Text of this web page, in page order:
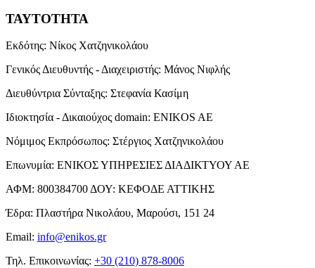
ΤΑΥΤΟΤΗΤΑ
Εκδότης: Νίκος Χατζηνικολάου
Γενικός Διευθυντής - Διαχειριστής: Μάνος Νιφλής
Διευθύντρια Σύνταξης: Στεφανία Κασίμη
Ιδιοκτησία - Δικαιούχος domain: ENIKOS AE
Νόμιμος Εκπρόσωπος: Στέργιος Χατζηνικολάου
Επωνυμία: ΕΝΙΚΟΣ ΥΠΗΡΕΣΙΕΣ ΔΙΑΔΙΚΤΥΟΥ ΑΕ
ΑΦΜ: 800384700ΔΟΥ: ΚΕΦΟΔΕ ΑΤΤΙΚΗΣ
Έδρα: Πλαστήρα Νικολάου, Μαρούσι, 151 24
Email: info@enikos.gr
Τηλ. Επικοινωνίας: +30 (210) 878-8006